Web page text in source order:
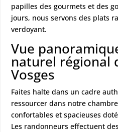
papilles des gourmets et des
jours, nous servons des plats
verdoyant.
Vue
naturel régional
Vosges
Faites halte dans un cadre
ressourcer dans notre
confortables et spacieuses
Les randonneurs effectuent